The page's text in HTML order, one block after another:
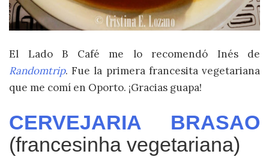
El Lado B Café me lo recomendó Inés de
Randomtrip. Fue la primera francesita vegetariana
que me comí en Oporto. ¡Gracias guapa!
CERVEJARIA BRASAO
(francesinha vegetariana)